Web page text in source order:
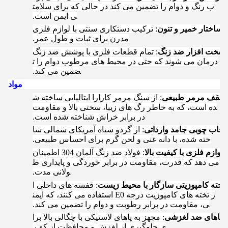
ب رنگ و دوام را تضمین می کند در حالی که برای سلامت
ی ایمن است.
ساختار خمیر و تنون: ترکیب دستکاری سنتی با لوازم فلزی
مدرن برای ثبات و طول عمر.
سخت افزار ضد زنگ: تمام قطعات فلزی با پوشش ضد زنگ
درمان می شوند که حتی در محیط های مرطوب دوام را ت
ضمین می کند.
مواد
سقف مرمر طبیعی: از سنگ مرمر کارارا ایتالیایی ساخته ش
ده است، که به خاطر رگ های زیبا، سختی بالا و مقاومت
در برابر خراش شناخته شده است.
قاب چوبی جامد وارداتی: از گردو سیاه آمریکای شمالی سا
خته شده، با دانه غنی و لحن گرم برای احساس طبیعی.
لوازم فلزی با کیفیت بالا
: فولاد ضد زنگ آلمان 304 اطمینان
می دهد که قدرت، مقاومت در برابر خوردگی و پایداری ط
ولانی مدت.
تخته کامپوزیتی سازگار با محیط زیست: قفسه های داخلی ا
ز تخته های کامپوزیت درجه E0 استفاده می کنند، که ایمن
ی، مقاومت در برابر رطوبت و دوام را تضمین می کند.
پاهای ضد لغزشی: مجهز به پاهای لاستیکی با چگالی بالا برا